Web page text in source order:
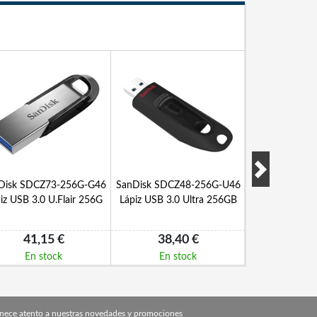
SDCZ73-256G-G46
USB 3.0 U.Flair 256G
41,15 €
En stock
SanDisk SDCZ48-256G-U46
Lápiz USB 3.0 Ultra 256GB
38,40 €
En stock
SanDisk
atento a nuestras novedades y promociones